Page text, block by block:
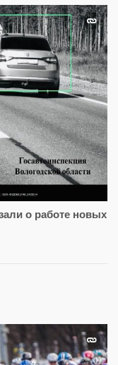
о работе новых